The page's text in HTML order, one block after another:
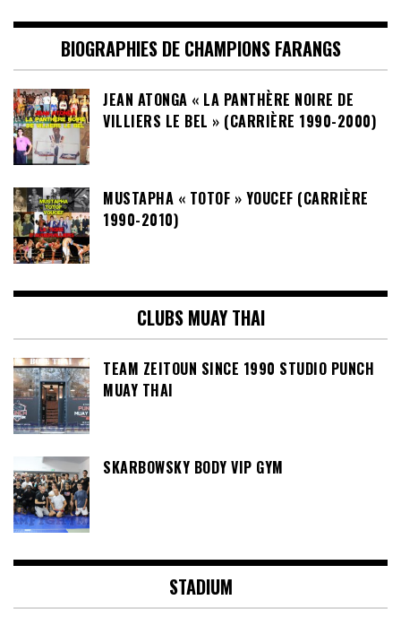
BIOGRAPHIES DE CHAMPIONS FARANGS
JEAN ATONGA « LA PANTHÈRE NOIRE DE
VILLIERS LE BEL » (CARRIÈRE 1990-2000)
MUSTAPHA « TOTOF » YOUCEF (CARRIÈRE
1990-2010)
CLUBS MUAY THAI
TEAM ZEITOUN SINCE 1990 STUDIO PUNCH
MUAY THAI
SKARBOWSKY BODY VIP GYM
STADIUM